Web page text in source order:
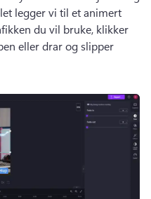
legger vi til et animert
du vil bruke, klikker
eller drar og slipper